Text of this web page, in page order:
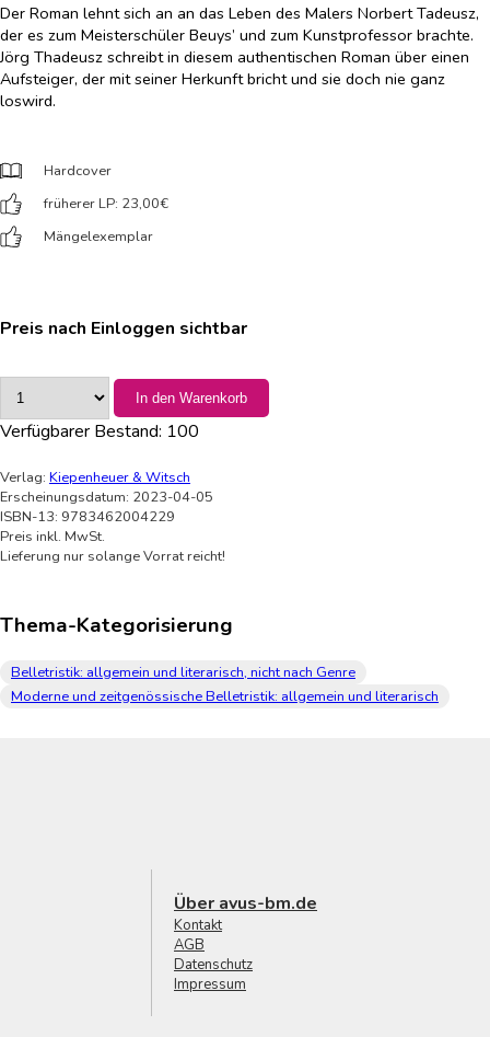
Der Roman lehnt sich an an das Leben des Malers Norbert Tadeusz,
der es zum Meisterschüler Beuys’ und zum Kunstprofessor brachte.
Jörg Thadeusz schreibt in diesem authentischen Roman über einen
Aufsteiger, der mit seiner Herkunft bricht und sie doch nie ganz
loswird.
Hardcover
früherer LP: 23,00€
Mängelexemplar
Preis nach Einloggen sichtbar
In den Warenkorb
Verfügbarer Bestand: 100
Verlag: Kiepenheuer & Witsch
Erscheinungsdatum: 2023-04-05
ISBN-13: 9783462004229
Preis inkl. MwSt.
Lieferung nur solange Vorrat reicht!
Thema-Kategorisierung
Belletristik: allgemein und literarisch, nicht nach Genre
Moderne und zeitgenössische Belletristik: allgemein und literarisch
Über avus-bm.de
Kontakt
AGB
Datenschutz
Impressum